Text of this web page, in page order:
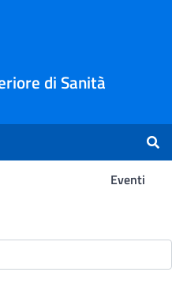
di Sanità
Eventi
-